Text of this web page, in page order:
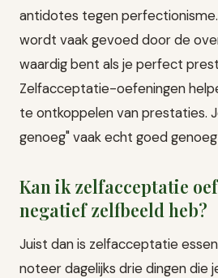
antidotes tegen
wordt vaak gevoed door de
waardig bent als je perfect
Zelfacceptatie-oefeningen
te ontkoppelen van prestaties.
genoeg" vaak echt goed genoeg
Kan ik zelfacceptatie
negatief zelfbeeld heb?
Juist dan is zelfacceptatie
noteer dagelijks drie dingen die